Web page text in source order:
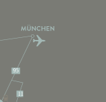
95
11